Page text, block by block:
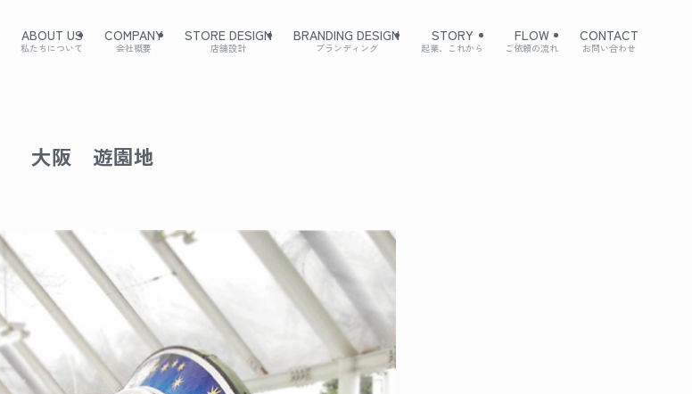
ABOUT US
私たちについて
COMPANY
会社概要
STORE DESIGN
店舗設計
BRANDING DESIGN
ブランディング
STORY
起業、これから
FLOW
ご依頼の流れ
CONTACT
お問い合わせ
大阪 遊園地